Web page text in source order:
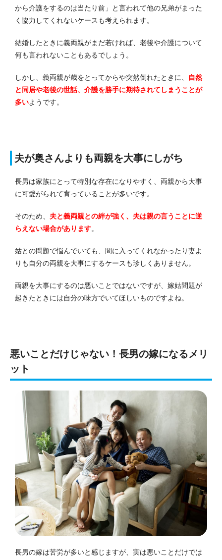
から介護をするのは当たり前」と言われて他の兄弟がまった
く協力してくれないケースも考えられます。
結婚したときに義両親がまだ若ければ、老後や介護について
何も言われないこともあるでしょう。
しかし、義両親が歳をとってからや突然倒れたときに、
自然
と同居や老後の世話、介護を勝手に期待されてしまうことが
多いようです。
夫が奥さんよりも両親を大事にしがち
長男は家族にとって特別な存在になりやすく、両親から大事
に可愛がられて育っていることが多いです。
そのため、 夫と義両親との絆が強く、夫は親の言うことに逆
らえない場合があります。
姑との問題で悩んでいても、間に入ってくれなかったり妻よ
りも自分の両親を大事にするケースも珍しくありません。
両親を大事にするのは悪いことではないですが、嫁姑問題が
起きたときには自分の味方でいてほしいものですよね。
悪いことだけじゃない！長男の嫁になるメリ
ット
長男の嫁は苦労が多いと感じますが、実は悪いことだけでは